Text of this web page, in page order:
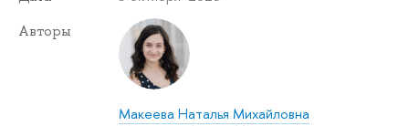
Авторы
Макеева Наталья Михайловна